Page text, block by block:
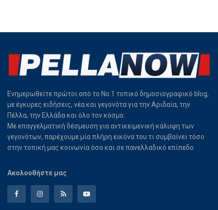
Ενημερωθείτε πρώτοι από το Νο.1 τοπικό δημοσιογραφικό blog,
με έγκυρες ειδήσεις, νέα και γεγονότα για την Αριδαία, την
Πέλλα, την Ελλάδα και όλο τον κόσμο.
Με επαγγελματική δέσμευση για αντικειμενική κάλυψη των
γεγονότων, παρέχουμε μία πλήρη εικόνα του τι συμβαίνει τόσο
στην τοπική μας κοινωνία όσο και σε πανελλαδικό επίπεδο.
Ακολουθήστε μας